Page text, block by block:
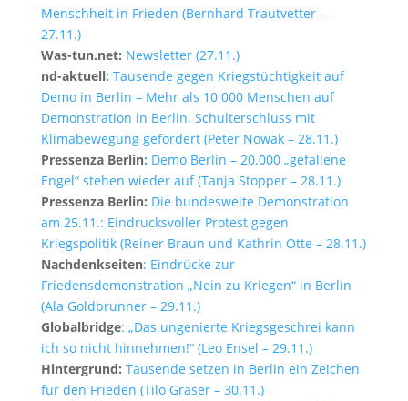
Menschheit in Frieden (Bernhard Trautvetter –
27.11.)
Was-tun.net: Newsletter (27.11.)
nd-aktuell: Tausende gegen Kriegstüchtigkeit auf
Demo in Berlin – Mehr als 10 000 Menschen auf
Demonstration in Berlin. Schulterschluss mit
Klimabewegung gefordert (Peter Nowak – 28.11.)
Pressenza Berlin: Demo Berlin – 20.000 „gefallene
Engel“ stehen wieder auf (Tanja Stopper – 28.11.)
Pressenza Berlin: Die bundesweite Demonstration
am 25.11.: Eindrucksvoller Protest gegen
Kriegspolitik (Reiner Braun und Kathrin Otte – 28.11.)
Nachdenkseiten: Eindrücke zur
Friedensdemonstration „Nein zu Kriegen“ in Berlin
(Ala Goldbrunner – 29.11.)
Globalbridge: „Das ungenierte Kriegsgeschrei kann
ich so nicht hinnehmen!“ (Leo Ensel – 29.11.)
Hintergrund: Tausende setzen in Berlin ein Zeichen
für den Frieden (Tilo Gräser – 30.11.)